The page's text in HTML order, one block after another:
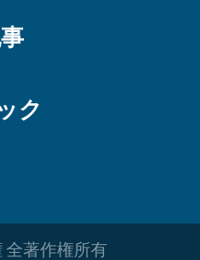
ク
著作権所有